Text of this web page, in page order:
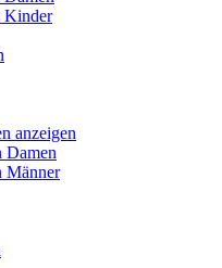
Kinder
anzeigen
Damen
Männer